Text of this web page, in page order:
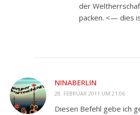
der
packen. <— dies
NINABERLIN
28. FEBRUAR 2011 UM 21:06
Diesen Befehl gebe ich